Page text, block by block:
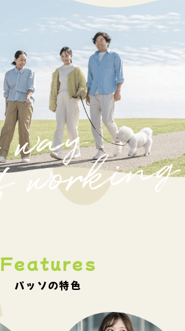
Features
パッソの特色